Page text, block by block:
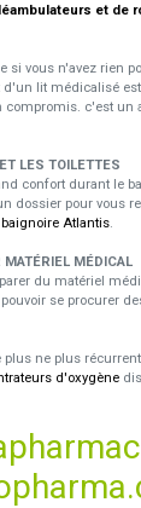
et de
si vous n'avez rien
lit médicalisé
compromis. c'est un
LES TOILETTES
confort durant le
dossier pour vous
Atlantis.
MÉDICAL
du matériel
se procurer
plus ne plus
d'oxygène